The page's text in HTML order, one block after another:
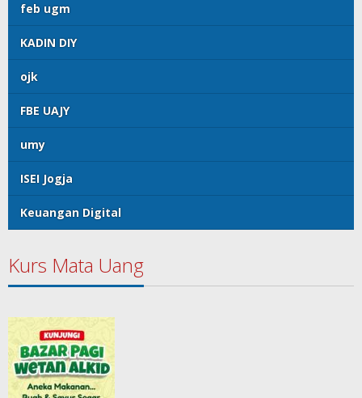
feb ugm
KADIN DIY
ojk
FBE UAJY
umy
ISEI Jogja
Keuangan Digital
Kurs Mata Uang